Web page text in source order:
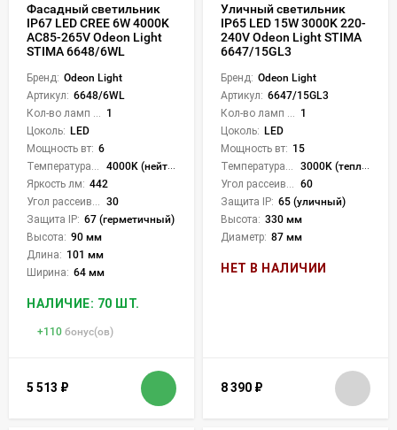
Фасадный светильник
IP67 LED CREE 6W 4000K
AC85-265V Odeon Light
STIMA 6648/6WL
Бренд: Odeon Light
Артикул: 6648/6WL
1
Цоколь: LED
Мощность вт: 6
4000K (нейтральный)
Яркость лм: 442
30
Защита IP: 67 (герметичный)
Высота: 90 мм
Длина: 101 мм
Ширина: 64 мм
НАЛИЧИЕ: 70 ШТ.
+110 бонус(ов)
5 513 ₽
Уличный светильник
IP65 LED 15W 3000K 220-
240V Odeon Light STIMA
6647/15GL3
Бренд: Odeon Light
Артикул: 6647/15GL3
1
Цоколь: LED
Мощность вт: 15
3000K (теплый)
60
Защита IP: 65 (уличный)
Высота: 330 мм
Диаметр: 87 мм
НЕТ В НАЛИЧИИ
8 390 ₽